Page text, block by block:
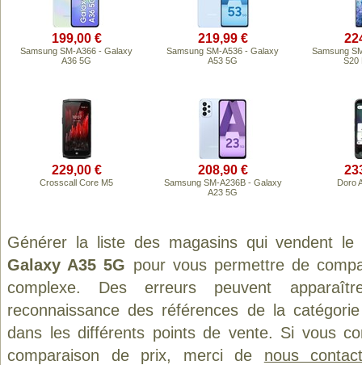
199,00 €
Samsung SM-A366 - Galaxy
A36 5G
219,99 €
Samsung SM-A536 - Galaxy
A53 5G
Samsung
S20
229,00 €
Crosscall Core M5
208,90 €
Samsung SM-A236B - Galaxy
A23 5G
Doro
Générer la liste des magasins qui vendent
Galaxy A35 5G pour vous permettre de
complexe. Des erreurs peuvent
reconnaissance des références de la
dans les différents points de vente. Si vous
comparaison de prix, merci de nous